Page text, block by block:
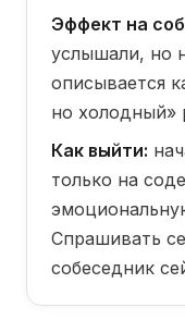
Эффект на
услышали, но
описывается
но холодный»
Как выйти:
только на
Спрашивать
собеседник